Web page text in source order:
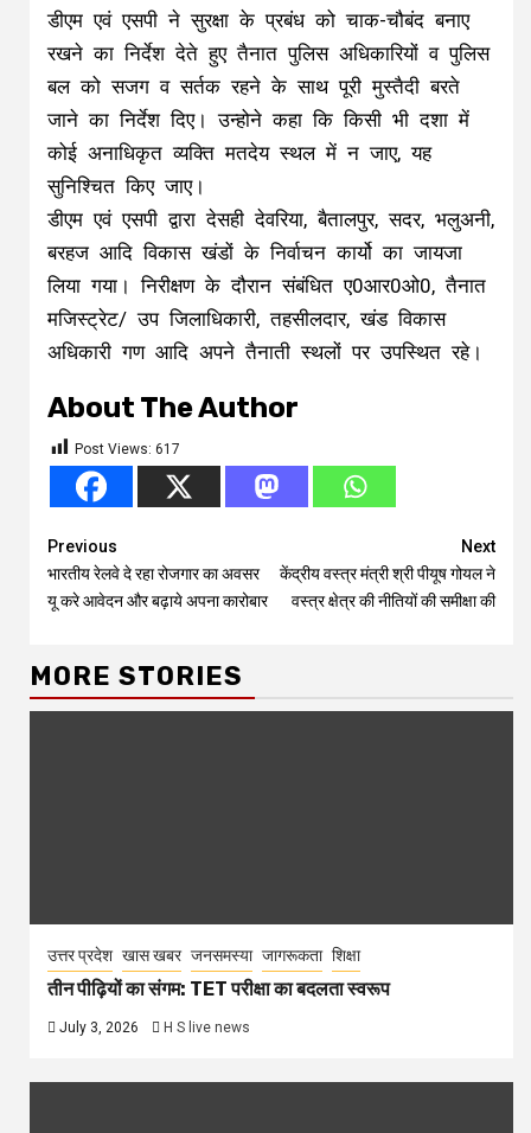
डीएम एवं एसपी ने सुरक्षा के प्रबंध को चाक-चौबंद बनाए
रखने का निर्देश देते हुए तैनात पुलिस अधिकारियों व पुलिस
बल को सजग व सर्तक रहने के साथ पूरी मुस्तैदी बरते
जाने का निर्देश दिए। उन्होने कहा कि किसी भी दशा में
कोई अनाधिकृत व्यक्ति मतदेय स्थल में न जाए, यह
सुनिश्चित किए जाए।
डीएम एवं एसपी द्वारा देसही देवरिया, बैतालपुर, सदर, भलुअनी,
बरहज आदि विकास खंडों के निर्वाचन कार्यो का जायजा
लिया गया। निरीक्षण के दौरान संबंधित ए0आर0ओ0, तैनात
मजिस्ट्रेट/ उप जिलाधिकारी, तहसीलदार, खंड विकास
अधिकारी गण आदि अपने तैनाती स्थलों पर उपस्थित रहे।
About The Author
Post Views: 617
Continue
Reading
Previous
भारतीय रेलवे दे रहा रोजगार का अवसर
यू करे आवेदन और बढ़ाये अपना कारोबार
Next
केंद्रीय वस्त्र मंत्री श्री पीयूष गोयल ने
वस्त्र क्षेत्र की नीतियों की समीक्षा की
MORE STORIES
उत्तर प्रदेश खास खबर जनसमस्या जागरूकता शिक्षा
तीन पीढ़ियों का संगम: TET परीक्षा का बदलता स्वरूप
July 3, 2026 H S live news